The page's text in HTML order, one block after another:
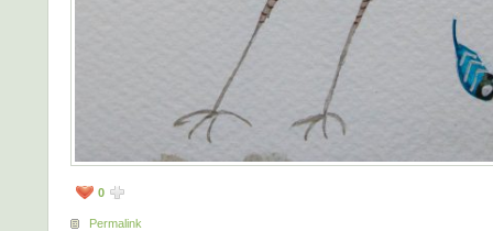
0
Permalink